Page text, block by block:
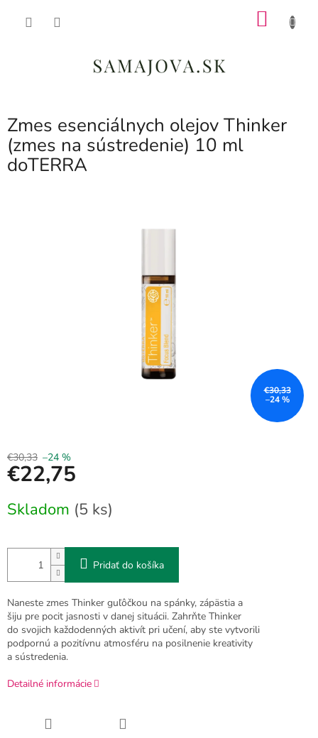
Zmes esenciálnych olejov Thinker
(zmes na sústredenie) 10 ml
doTERRA
€30,33
–24 %
€30,33 –24 %
€22,75
cena:
Skladom (5 ks)
Pridať do košíka
Naneste zmes Thinker guľôčkou na spánky, zápästia a
šiju pre pocit jasnosti v danej situácii. Zahrňte Thinker
do svojich každodenných aktivít pri učení, aby ste vytvorili
podpornú a pozitívnu atmosféru na posilnenie kreativity
a sústredenia.
Detailné informácie